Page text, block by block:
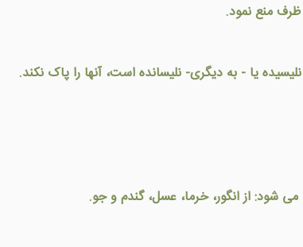
منع نمود.
يا - به ديگری- نليسانده است، آنها را پاک نکند.
شود: از انگور، خرما، عسل، گندم و جو.